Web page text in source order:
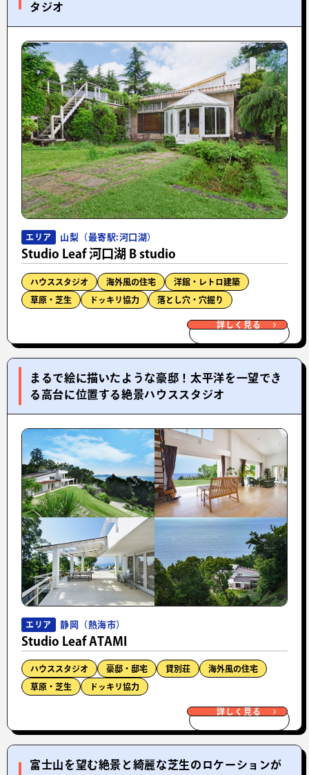
タジオ
エリア 山梨（最寄駅:河口湖）
Studio Leaf 河口湖 B studio
ハウススタジオ 海外風の住宅 洋館・レトロ建築
草原・芝生 ドッキリ協力 落とし穴・穴掘り
詳しく見る
まるで絵に描いたような豪邸！太平洋を一望でき
る高台に位置する絶景ハウススタジオ
エリア 静岡（熱海市）
Studio Leaf ATAMI
ハウススタジオ 豪邸・邸宅 貸別荘 海外風の住宅
草原・芝生 ドッキリ協力
詳しく見る
富士山を望む絶景と綺麗な芝生のロケーションが